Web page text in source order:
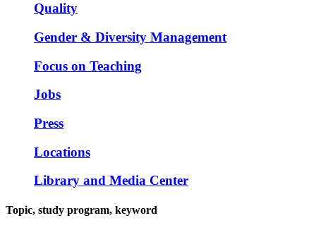
Quality
Gender & Diversity Management
Focus on Teaching
Jobs
Press
Locations
Library and Media Center
Topic, study program, keyword